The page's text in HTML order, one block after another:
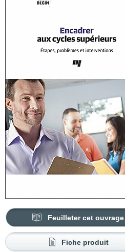
Feuilleter cet ouvrage
Fiche produit